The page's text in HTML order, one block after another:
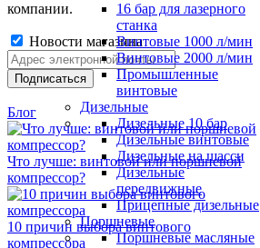
16 бар для лазерного
станка
Винтовые 1000 л/мин
Винтовые 2000 л/мин
Промышленные
винтовые
Дизельные
Дизельные 10 бар
Дизельные винтовые
Дизельные на шасси
Дизельные
передвижные
Прицепные дизельные
Поршневые
Поршневые масляные
компании.
Новости магазина
Блог
Что лучше: винтовой или поршневой
компрессор?
10 причин выбора винтового
компрессора